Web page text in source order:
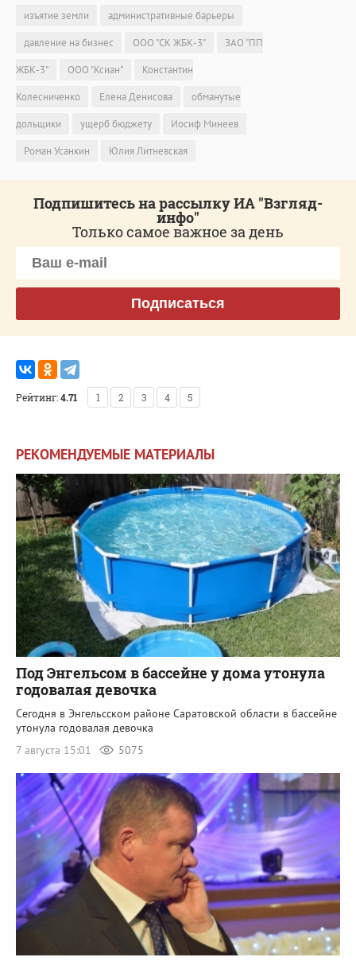
изъятие земли
административные барьеры
давление на бизнес
ООО "СК ЖБК-3"
ЗАО "ПП
ЖБК-3"
ООО "Ксиан"
Константин
Колесниченко
Елена Денисова
обманутые
дольщики
ущерб бюджету
Иосиф Минеев
Роман Усанкин
Юлия Литневская
Подпишитесь на рассылку ИА "Взгляд-
инфо"
Только самое важное за день
Подписаться
Рейтинг:4.71 1 2 3 4 5
РЕКОМЕНДУЕМЫЕ МАТЕРИАЛЫ
Под Энгельсом в бассейне у дома утонула
годовалая девочка
Сегодня в Энгельсском районе Саратовской области в бассейне
утонула годовалая девочка
7 августа 15:01
5075